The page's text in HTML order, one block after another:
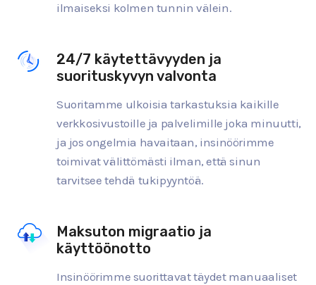
ilmaiseksi kolmen tunnin välein.
24/7 käytettävyyden ja
suorituskyvyn valvonta
Suoritamme ulkoisia tarkastuksia kaikille
verkkosivustoille ja palvelimille joka minuutti,
ja jos ongelmia havaitaan, insinöörimme
toimivat välittömästi ilman, että sinun
tarvitsee tehdä tukipyyntöä.
Maksuton migraatio ja
käyttöönotto
Insinöörimme suorittavat täydet manuaaliset